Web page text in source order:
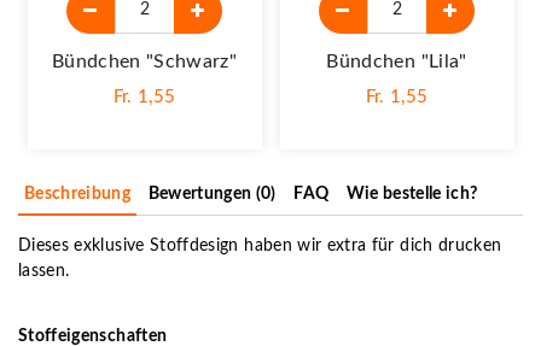
Bündchen "schwarz"
Fr. 1,55
Bündchen "lila"
Fr. 1,55
Beschreibung Bewertungen (0) FAQ Wie bestelle ich?
Dieses exklusive Stoffdesign haben wir extra für dich drucken
lassen.
Stoffeigenschaften